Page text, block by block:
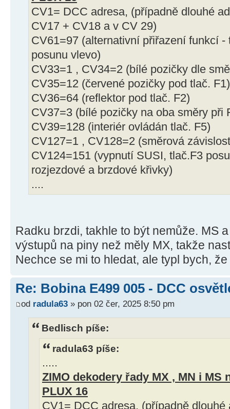
CV1= DCC adresa, (případně dlouhé
CV17 + CV18 a v CV 29)
CV61=97 (alternativní přiřazení funkcí -
posunu vlevo)
CV33=1 , CV34=2 (bílé pozičky dle
CV35=12 (červené pozičky pod tlač. F1)
CV36=64 (reflektor pod tlač. F2)
CV37=3 (bílé pozičky na oba směry při
CV39=128 (interiér ovládán tlač. F5)
CV127=1 , CV128=2 (směrová
CV124=151 (vypnutí SUSI, tlač.F3
rozjezdové a brzdové křivky)
....
Radku brzdi, takhle to být nemůže. MS
výstupů na piny než měly MX, takže
Nechce se mi to hledat, ale typl bych,
Re: Bobina E499 005 - DCC
od radula63 » pon 02 čer, 2025 8:50 pm
Bedlisch píše:
radula63 píše:
.....
ZIMO dekodery řady MX , MN i MS
PLUX 16
CV1= DCC adresa, (případně